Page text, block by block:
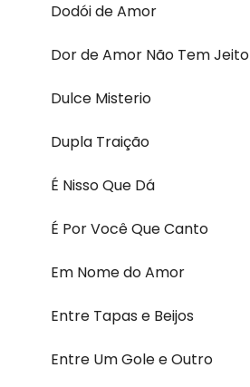
Dodói de Amor
Dor de Amor Não Tem Jeito
Dulce Misterio
Dupla Traição
É Nisso Que Dá
É Por Você Que Canto
Em Nome do Amor
Entre Tapas e Beijos
Entre Um Gole e Outro